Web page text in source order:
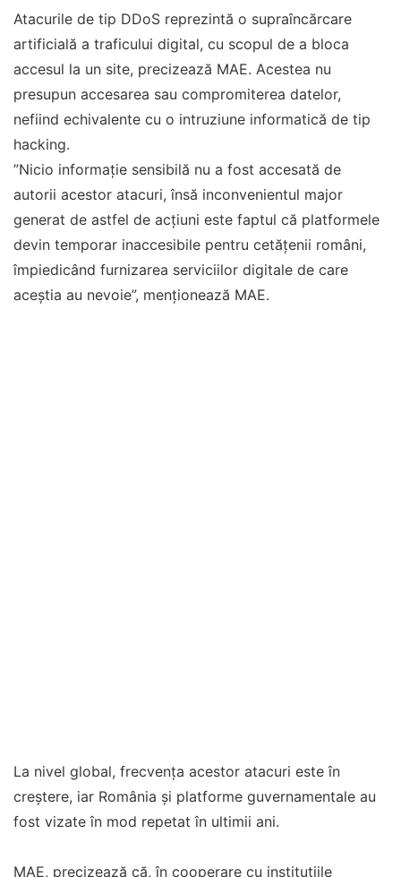
Atacurile de tip DDoS reprezintă o supraîncărcare
artificială a traficului digital, cu scopul de a bloca
accesul la un site, precizează MAE. Acestea nu
presupun accesarea sau compromiterea datelor,
nefiind echivalente cu o intruziune informatică de tip
hacking.
”Nicio informaţie sensibilă nu a fost accesată de
autorii acestor atacuri, însă inconvenientul major
generat de astfel de acţiuni este faptul că platformele
devin temporar inaccesibile pentru cetăţenii români,
împiedicând furnizarea serviciilor digitale de care
aceştia au nevoie”, menţionează MAE.
La nivel global, frecvenţa acestor atacuri este în
creştere, iar România şi platforme guvernamentale au
fost vizate în mod repetat în ultimii ani.
MAE, precizează că, în cooperare cu instituţiile